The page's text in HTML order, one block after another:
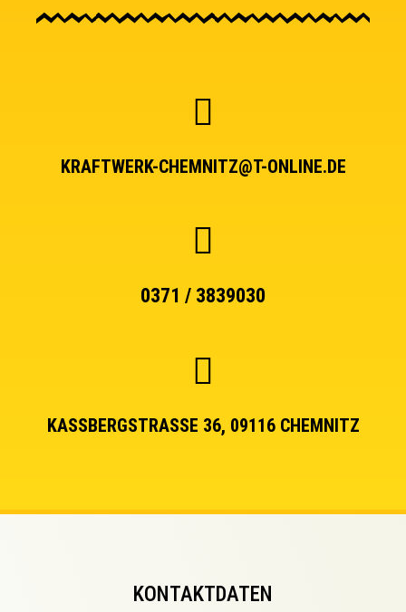
KRAFTWERK-CHEMNITZ@T-ONLINE.DE
0371 / 3839030
KASSBERGSTRASSE 36, 09116 CHEMNITZ
KONTAKTDATEN